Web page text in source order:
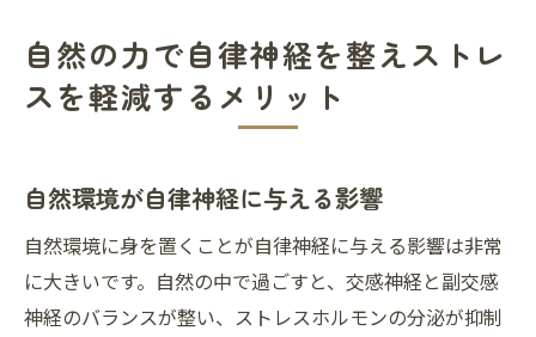
自然の力で自律神経を整えストレ
スを軽減するメリット
自然環境が自律神経に与える影響
自然環境に身を置くことが自律神経に与える影響は非常
に大きいです。自然の中で過ごすと、交感神経と副交感
神経のバランスが整い、ストレスホルモンの分泌が抑制